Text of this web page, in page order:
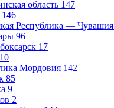
область 147
146
Республика — Чувашия
96
17
10
Мордовия 142
85
9
2